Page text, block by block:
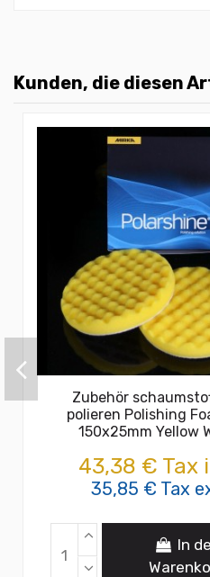
Kunden, die diesen
Zubehör
polieren Polishing
150x25mm Yellow
43,38 € Tax
35,85 € Tax
In